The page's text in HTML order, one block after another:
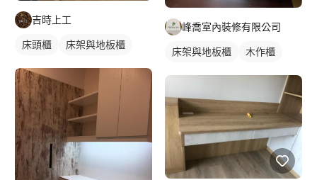
吉時上工
床頭櫃 床架與地板櫃
峰喬室內裝修有限公司
床架與地板櫃 木作櫃